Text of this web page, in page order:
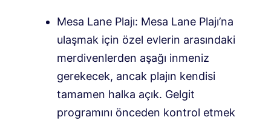
Mesa Lane Plajı: Mesa Lane Plajı’na
ulaşmak için özel evlerin arasındaki
merdivenlerden aşağı inmeniz
gerekecek, ancak plajın kendisi
tamamen halka açık. Gelgit
programını önceden kontrol etmek